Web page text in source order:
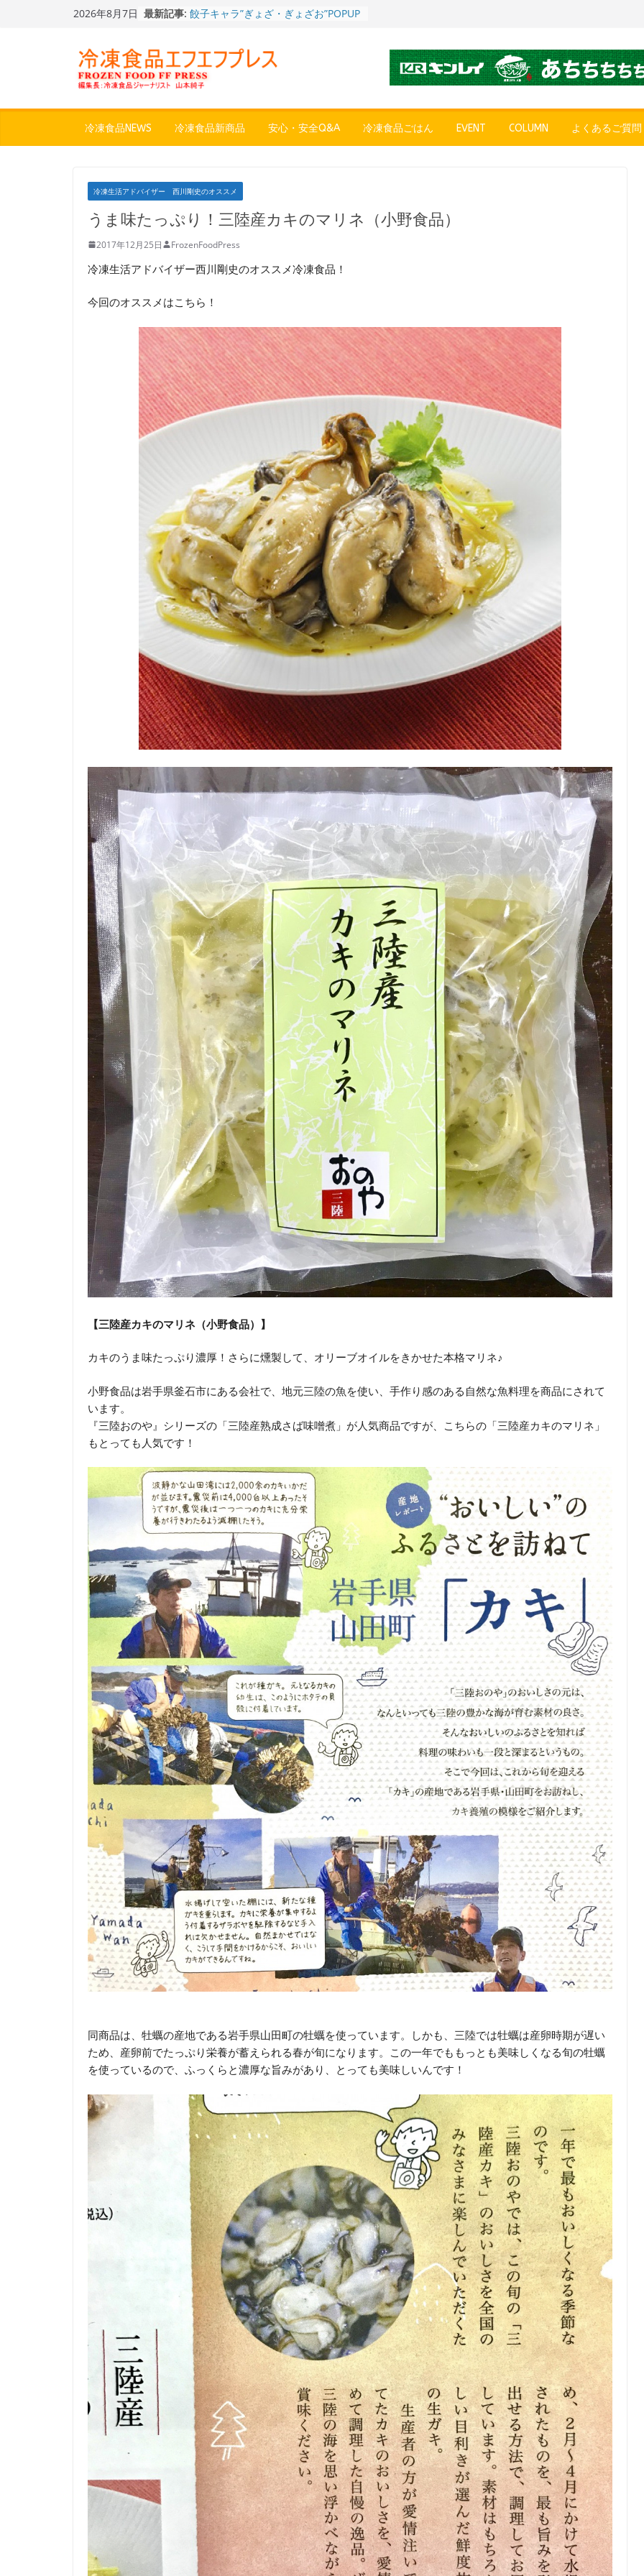
2026年8月7日 最新記事: 餃子キャラ”ぎょざ・ぎょざお”POPUP
「CHEESE WONDER」5周年～夏に限
定さわやかフレーバー「CHEESE
WONDER YELLOW」復刻発売中
どん兵衛 大盛 きつねうどん」
「同 肉うどん」
日清 魁力屋監修 京都背油醤油ラー
メン」
冷凍ワンプレート№1のニップン、9月
から新ブランド『ニップン、彩りごは
ん。』～”おいしさ”をアピール
冷凍食品NEWS 冷凍食品新商品 安心・安全Q&A 冷凍食品ごはん EVENT COLUMN よくあるご質問
冷凍生活アドバイザー 西川剛史のオススメ
うま味たっぷり！三陸産カキのマリネ（小野食品）
2017年12月25日 FrozenFoodPress
冷凍生活アドバイザー西川剛史のオススメ冷凍食品！
今回のオススメはこちら！
【三陸産カキのマリネ（小野食品）】
カキのうま味たっぷり濃厚！さらに燻製して、オリーブオイルをきかせた本格マリネ♪
小野食品は岩手県釜石市にある会社で、地元三陸の魚を使い、手作り感のある自然な魚料理を商品にされて
います。
『三陸おのや』シリーズの「三陸産熟成さば味噌煮」が人気商品ですが、こちらの「三陸産カキのマリネ」
もとっても人気です！
同商品は、牡蠣の産地である岩手県山田町の牡蠣を使っています。しかも、三陸では牡蠣は産卵時期が遅い
ため、産卵前でたっぷり栄養が蓄えられる春が旬になります。この一年でももっとも美味しくなる旬の牡蠣
を使っているので、ふっくらと濃厚な旨みがあり、とっても美味しいんです！